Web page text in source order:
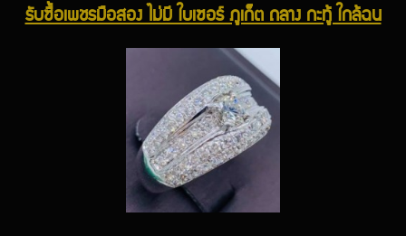
รับซื้อเพชรมือสอง ไม่มี ใบเซอร์ ภูเก็ต ถลาง กะทู้ ใกล้ฉน